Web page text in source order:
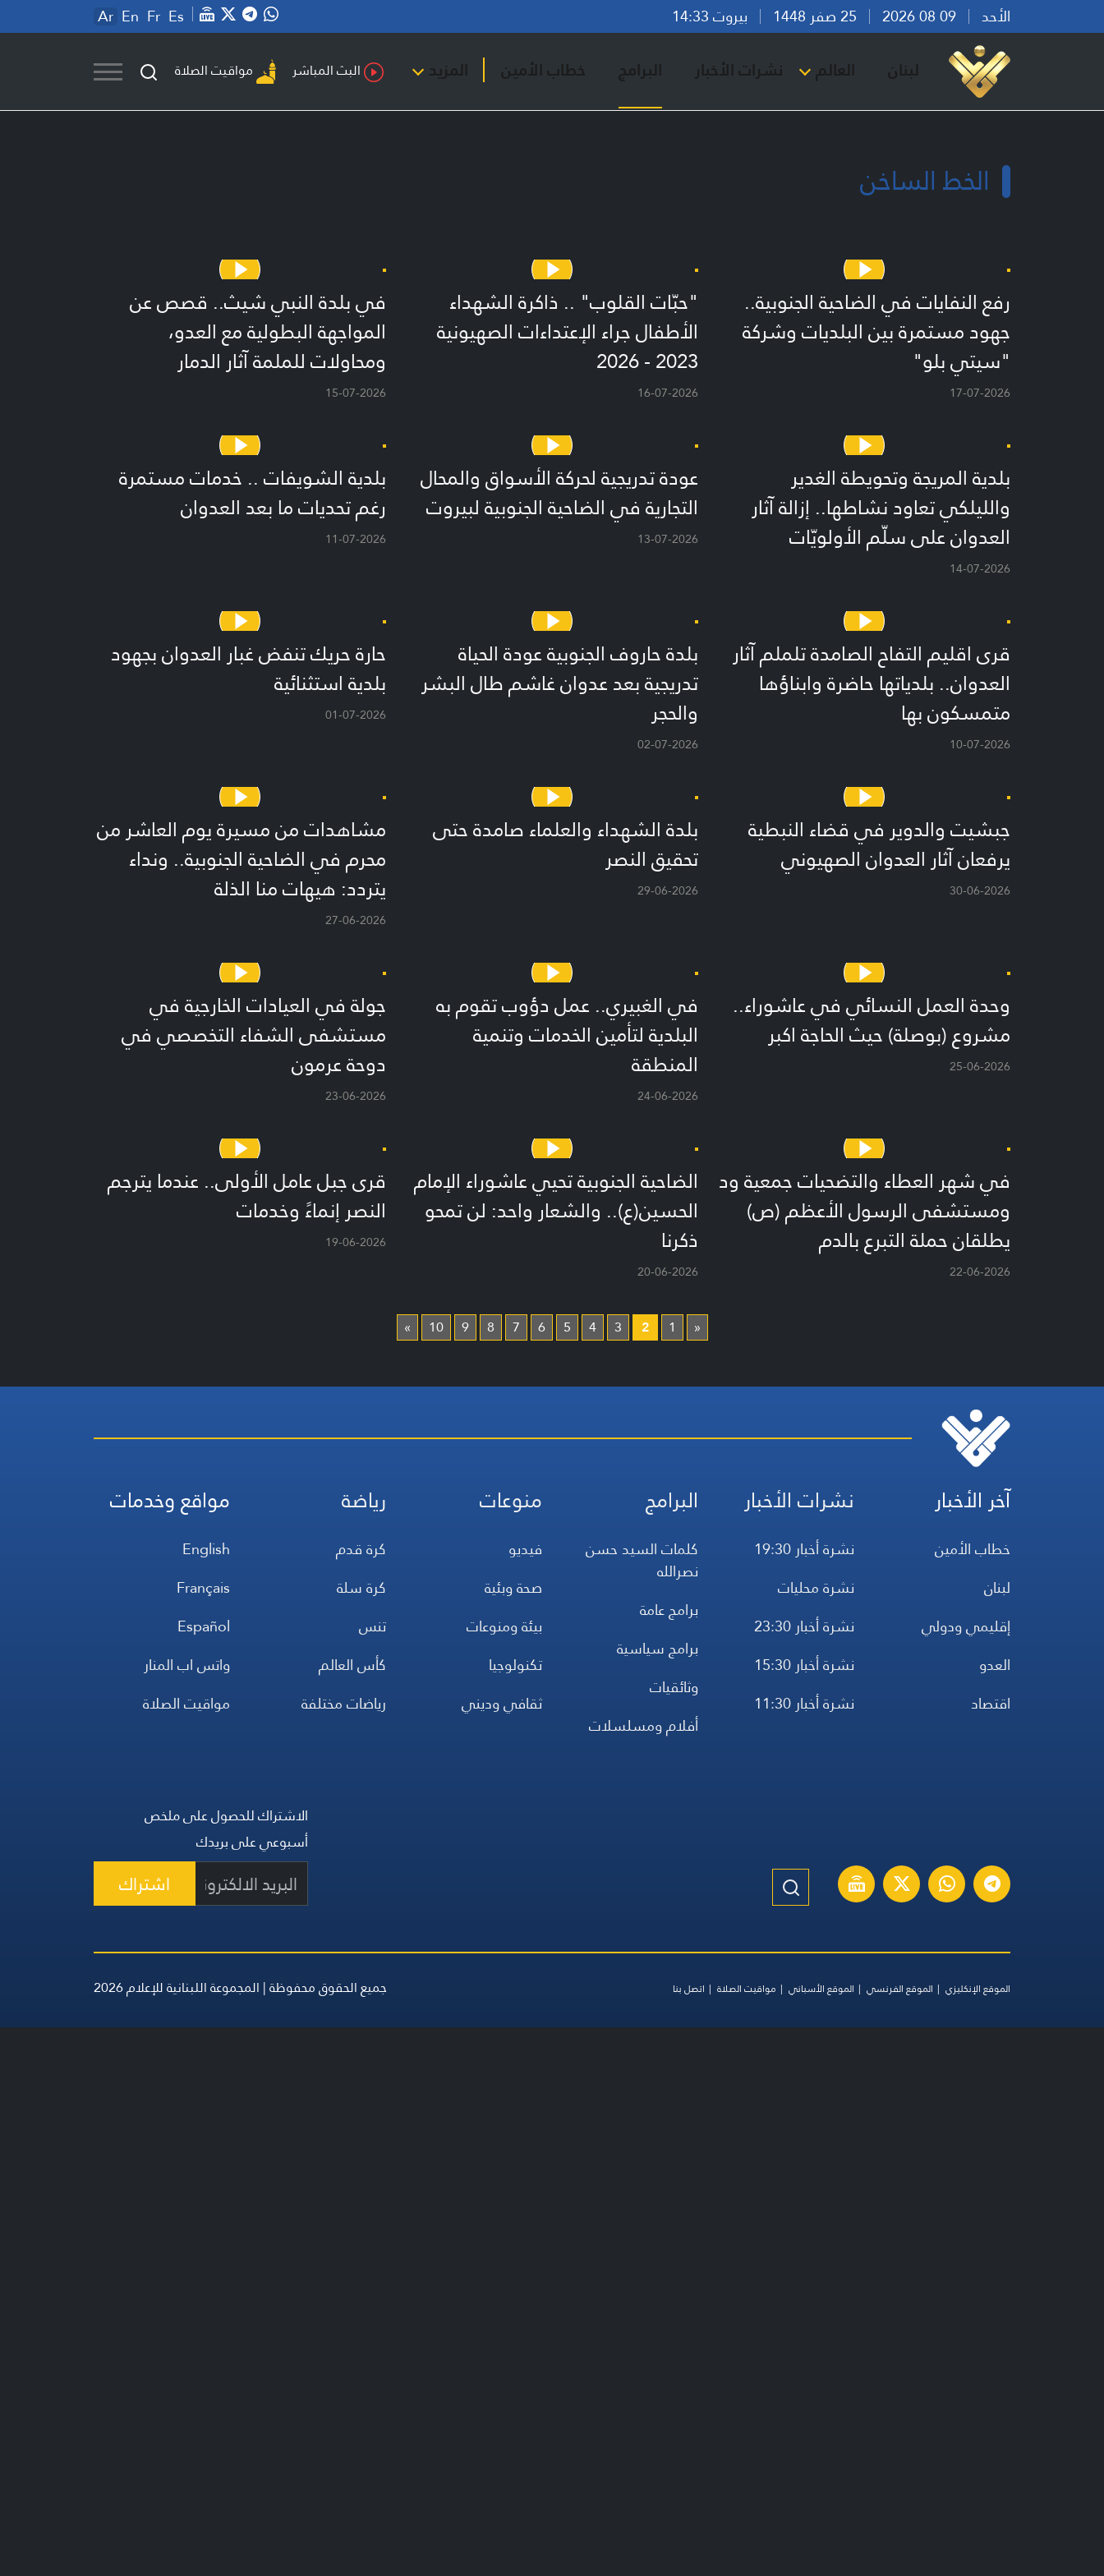
الأحد بيروت 14:33 Ar En Fr Es
لبنان العالم نشرات الأخبار البرامج خطاب الأمين المزيد البث المباشر مواقيت الصلاة
الخط الساخن
رفع النفايات في الضاحية الجنوبية..
جهود مستمرة بين البلديات وشركة
"سيتي بلو"
17-07-2026
"حبّات القلوب" .. ذاكرة الشهداء
الأطفال جراء الإعتداءات الصهيونية
2023 - 2026
16-07-2026
في بلدة النبي شيث.. قصص عن
المواجهة البطولية مع العدو،
ومحاولات للملمة آثار الدمار
15-07-2026
بلدية المريجة وتحويطة الغدير
والليلكي تعاود نشاطها.. إزالة آثار
العدوان على سلّم الأولويّات
14-07-2026
عودة تدريجية لحركة الأسواق والمحال
التجارية في الضاحية الجنوبية لبيروت
13-07-2026
بلدية الشويفات .. خدمات مستمرة
رغم تحديات ما بعد العدوان
11-07-2026
قرى اقليم التفاح الصامدة تلملم آثار
العدوان.. بلدياتها حاضرة وابناؤها
متمسكون بها
10-07-2026
بلدة حاروف الجنوبية عودة الحياة
تدريجية بعد عدوان غاشم طال البشر
والحجر
02-07-2026
حارة حريك تنفض غبار العدوان بجهود
بلدية استثنائية
01-07-2026
جبشيت والدوير في قضاء النبطية
يرفعان آثار العدوان الصهيوني
30-06-2026
بلدة الشهداء والعلماء صامدة حتى
تحقيق النصر
29-06-2026
مشاهدات من مسيرة يوم العاشر من
محرم في الضاحية الجنوبية.. ونداء
يتردد: هيهات منا الذلة
27-06-2026
وحدة العمل النسائي في عاشوراء..
مشروع (بوصلة) حيث الحاجة اكبر
25-06-2026
في الغبيري.. عمل دؤوب تقوم به
البلدية لتأمين الخدمات وتنمية
المنطقة
24-06-2026
جولة في العيادات الخارجية في
مستشفى الشفاء التخصصي في
دوحة عرمون
23-06-2026
في شهر العطاء والتضحيات جمعية ود
ومستشفى الرسول الأعظم (ص)
يطلقان حملة التبرع بالدم
22-06-2026
الضاحية الجنوبية تحيي عاشوراء الإمام
الحسين(ع).. والشعار واحد: لن تمحو
ذكرنا
20-06-2026
قرى جبل عامل الأولى.. عندما يترجم
النصر إنماءً وخدمات
19-06-2026
«
1
2
3
4
5
6
7
8
9
10
»
آخر الأخبار
خطاب الأمين
لبنان
إقليمي ودولي
العدو
اقتصاد
نشرات الأخبار
نشرة أخبار 19:30
نشرة محليات
نشرة أخبار 23:30
نشرة أخبار 15:30
نشرة أخبار 11:30
البرامج
كلمات السيد حسن
نصرالله
برامج عامة
برامج سياسية
وثائقيات
أفلام ومسلسلات
منوعات
فيديو
صحة وبئية
بيئة ومنوعات
تكنولوجيا
ثقافي وديني
رياضة
كرة قدم
كرة سلة
تنس
كأس العالم
رياضات مختلفة
مواقع وخدمات
English
Français
Español
واتس اب المنار
مواقيت الصلاة
الاشتراك للحصول على ملخص
أسبوعي على بريدك
اشتراك
الموقع الإنكليزي الموقع الفرنسي الموقع الأسباني مواقيت الصلاة اتصل بنا جميع الحقوق محفوظة | المجموعة اللبنانية للإعلام 2026